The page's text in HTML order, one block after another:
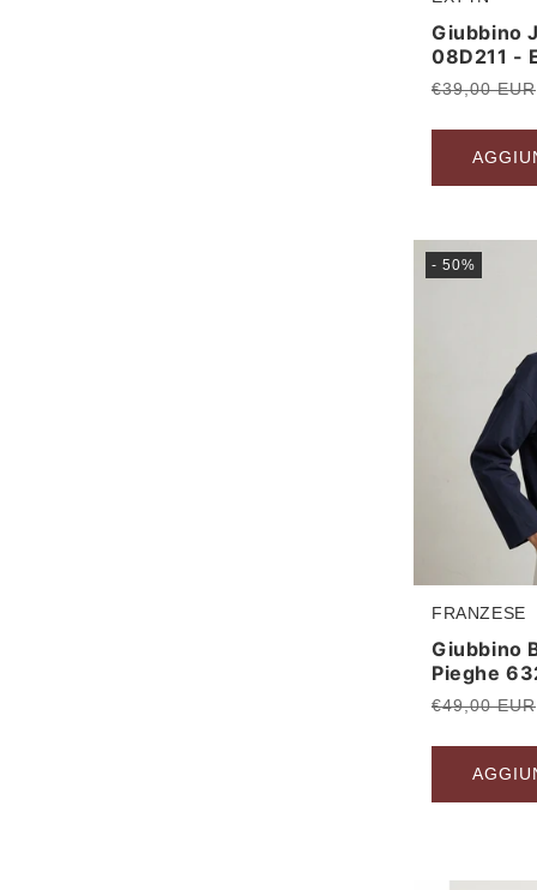
Giubbino
08D211 -
Prezzo
€39,00 EUR
- 50%
Produttore:
FRANZESE
Giubbino
Pieghe
Prezzo
€49,00 EUR